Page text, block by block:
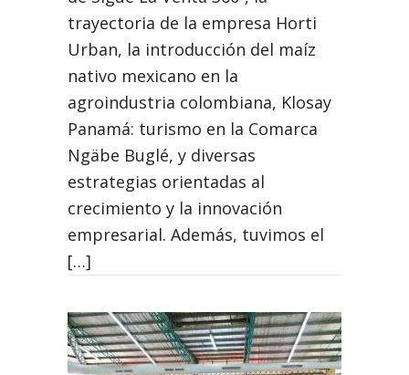
trayectoria de la empresa Horti
Urban, la introducción del maíz
nativo mexicano en la
agroindustria colombiana, Klosay
Panamá: turismo en la Comarca
Ngäbe Buglé, y diversas
estrategias orientadas al
crecimiento y la innovación
empresarial. Además, tuvimos el
[…]